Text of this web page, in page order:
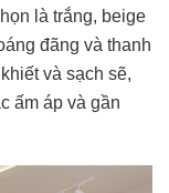
là trắng, beige
đãng và thanh
và sạch sẽ,
ấm áp và gần